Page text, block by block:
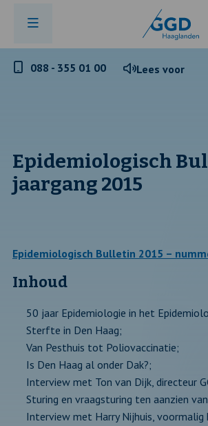
Telefoonnummer
088 - 355 01 00 Lees voor
Epidemiologisch
jaargang 2015
Epidemiologisch Bulletin 2015 –
Inhoud
50 jaar Epidemiologie in het
Sterfte in Den Haag;
Van Pesthuis tot Poliovaccinatie;
Is Den Haag al onder Dak?;
Interview met Ton van Dijk, directeur
Sturing en vraagsturing ten aanzien
Interview met Harry Nijhuis,